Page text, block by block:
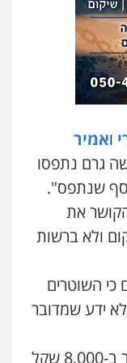
לבן צבאי
דין
פשיעה
ואמיר
גרם נתפסו
שנתפס".
את
ולא ברשות
כי השוטרים
ידע שמדובר
באשר לכסף, החשוד אמר כי מדובר ב-8,000 שקל
לבן פשיעה